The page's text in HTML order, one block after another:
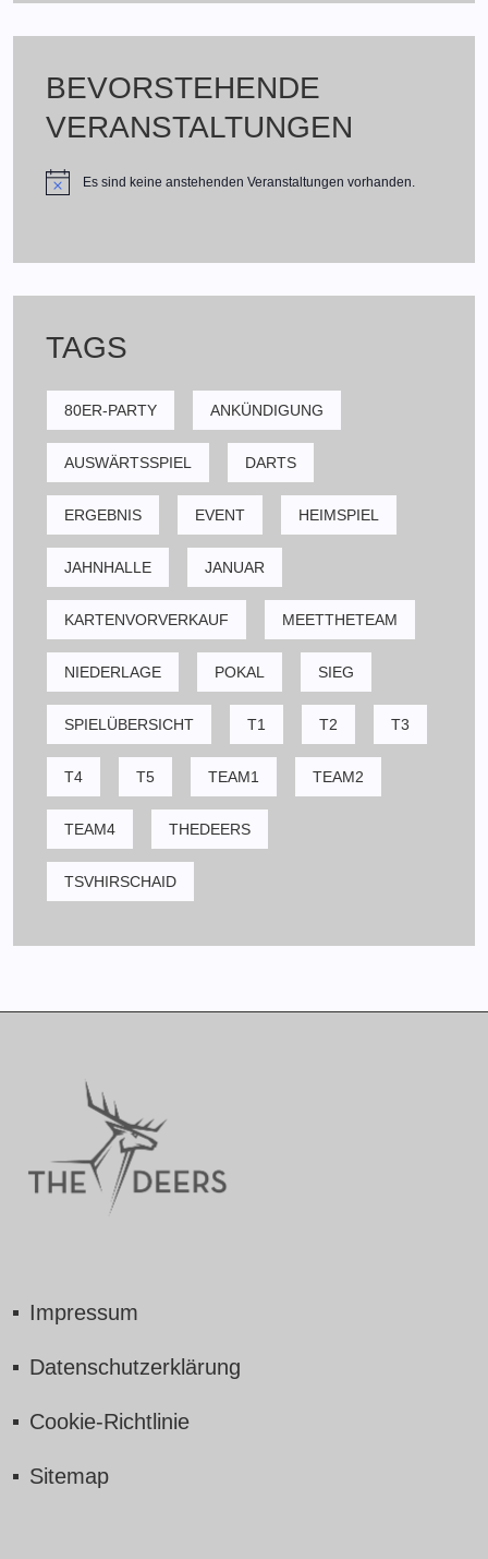
BEVORSTEHENDE
VERANSTALTUNGEN
Es sind keine anstehenden Veranstaltungen vorhanden.
TAGS
80ER-PARTY ANKÜNDIGUNG
AUSWÄRTSSPIEL DARTS
ERGEBNIS EVENT HEIMSPIEL
JAHNHALLE JANUAR
KARTENVORVERKAUF MEETTHETEAM
NIEDERLAGE POKAL SIEG
SPIELÜBERSICHT T1 T2 T3
T4 T5 TEAM1 TEAM2
TEAM4 THEDEERS
TSVHIRSCHAID
Impressum
Datenschutzerklärung
Cookie-Richtlinie
Sitemap